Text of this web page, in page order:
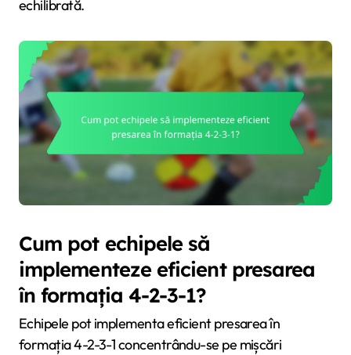
echilibrată.
Cum pot echipele să
implementeze eficient presarea
în formația 4-2-3-1?
Echipele pot implementa eficient presarea în
formația 4-2-3-1 concentrându-se pe mișcări